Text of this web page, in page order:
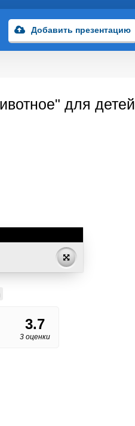
Добавить презентацию
для детей
3.7
3 оценки